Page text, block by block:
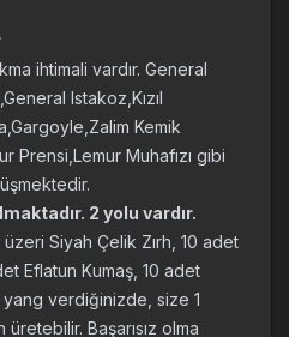
ihtimali vardır. General
Istakoz,Kızıl
Kemik
Prensi,Lemur Muhafızı gibi
2 yolu vardır.
Siyah Çelik Zırh, 10 adet
Eflatun Kumaş, 10 adet
verdiğinizde, size 1
Başarısız olma